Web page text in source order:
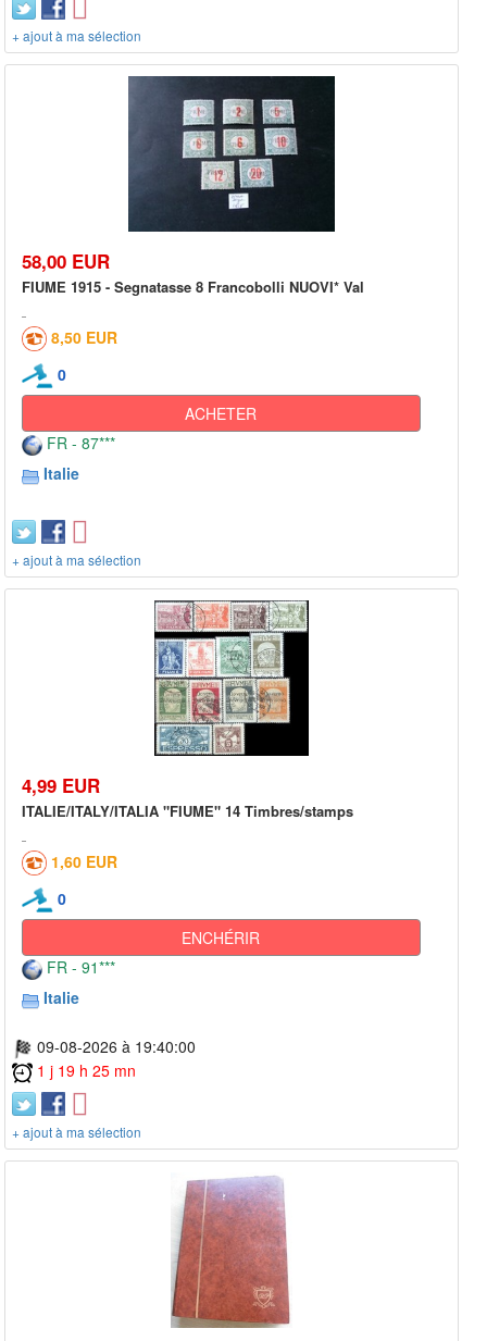
+ ajout à ma sélection
58,00 EUR
FIUME 1915 - Segnatasse 8 Francobolli NUOVI* Val
8,50 EUR
0
ACHETER
FR - 87***
Italie
+ ajout à ma sélection
4,99 EUR
ITALIE/ITALY/ITALIA "FIUME" 14 Timbres/stamps
1,60 EUR
0
ENCHÉRIR
FR - 91***
Italie
09-08-2026 à 19:40:00
1 j 19 h 25 mn
+ ajout à ma sélection